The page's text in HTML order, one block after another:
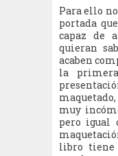
Para ello
portada
capaz de
quieran
acaben
la
muy
pero igual
libro tiene